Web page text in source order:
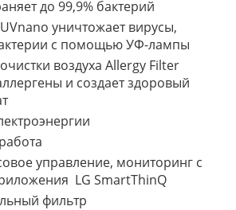
до 99,9% бактерий
уничтожает вирусы,
с помощью УФ-лампы
воздуха Allergy Filter
и создает здоровый
управление, мониторинг с
LG SmartThinQ
фильтр